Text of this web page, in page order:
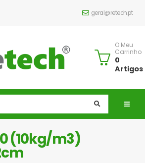
geral@retech.pt
O Meu
Carrinho
0
Artigos
(10kg/m3)